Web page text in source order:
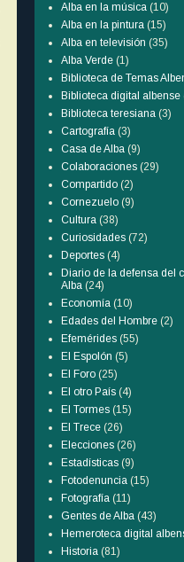
Alba en la música (10)
Alba en la pintura (15)
Alba en televisión (35)
Alba Verde (1)
Biblioteca de Temas
Biblioteca digital albense
Biblioteca teresiana (3)
Cartografía (3)
Casa de Alba (9)
Colaboraciones (29)
Compartido (2)
Cornezuelo (9)
Cultura (38)
Curiosidades (72)
Deportes (4)
Diario de la defensa del
Alba (24)
Economía (10)
Edades del Hombre (2)
Efemérides (55)
El Espolón (5)
El Foro (25)
El otro País (4)
El Tormes (15)
El Trece (26)
Elecciones (26)
Estadísticas (9)
Fotodenuncia (15)
Fotografía (11)
Gentes de Alba (43)
Hemeroteca digital
Historia (81)